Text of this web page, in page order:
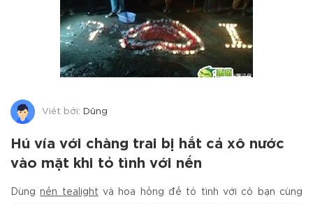
Viết bởi: Dũng
Hú vía với chàng trai bị hắt cả xô nước
vào mặt khi tỏ tình với nến
Dùngnến tealight và hoa hồng để tỏ tình với cô bạn cùng